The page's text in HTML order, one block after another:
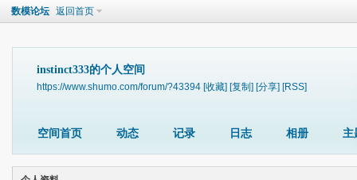
数模论坛 返回首页
instinct333的个人空间
https://www.shumo.com/forum/?43394 [收藏] [复制] [分享] [RSS]
空间首页 动态 记录 日志 相册 主